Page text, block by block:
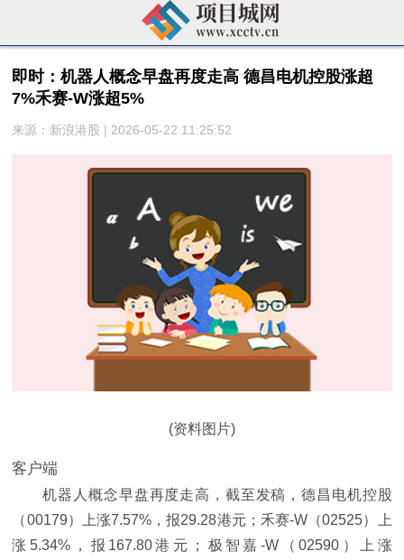
即时：机器人概念早盘再度走高 德昌电机控股涨超
7%禾赛-W涨超5%
来源：新浪港股 | 2026-05-22 11:25:52
(资料图片)
客户端
机器人概念早盘再度走高，截至发稿，德昌电机控股
（00179）上涨7.57%，报29.28港元；禾赛-W（02525）上
涨5.34%，报167.80港元；极智嘉-W（02590）上涨